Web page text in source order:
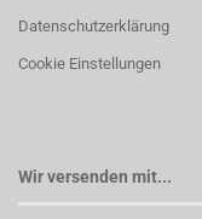
Datenschutzerklärung
Cookie Einstellungen
Wir versenden mit...